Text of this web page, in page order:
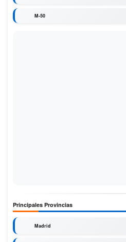
M-50
Principales Provincias
Madrid